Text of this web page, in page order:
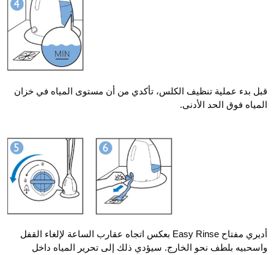
قبل بدء عملية تنظيف الكلس، تأكدي من أن مستوى المياه في خزان
المياه فوق الحد الأدنى.
أديري مفتاح Easy Rinse بعكس اتجاه عقارب الساعة لإلغاء القفل
واسحبيه بلطف نحو الخارج. سيؤدي ذلك إلى تحرير المياه داخل